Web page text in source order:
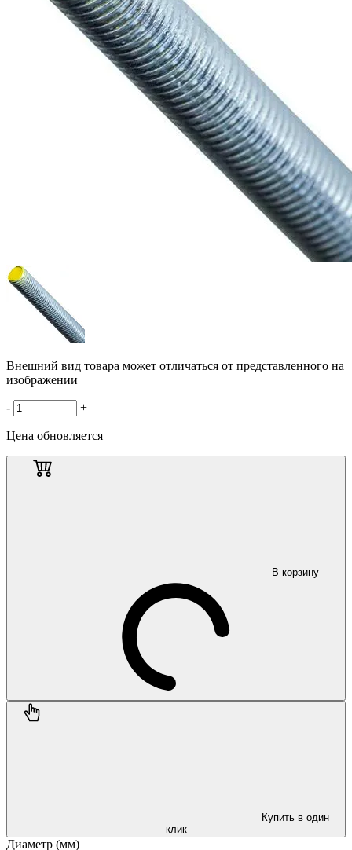
Внешний вид товара может отличаться от представленного на
изображении
- +
Цена обновляется
В корзину
Купить в один
клик
Диаметр (мм)